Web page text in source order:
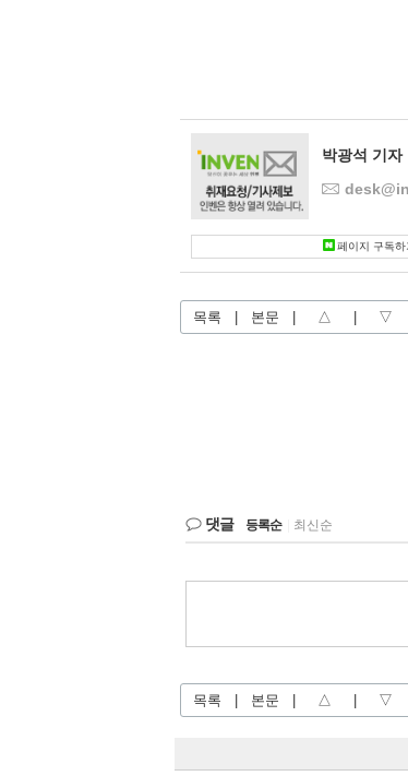
박광석 기자
페이지 구독하
목록 | 본문 | △ | ▽
댓글 등록순 최신순
목록 | 본문 | △ | ▽